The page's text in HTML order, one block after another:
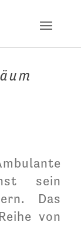
sein
Das
von